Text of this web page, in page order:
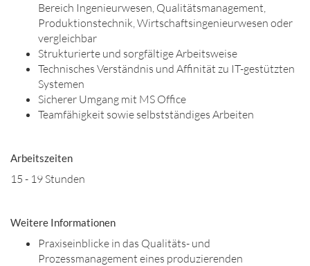
Bereich Ingenieurwesen, Qualitätsmanagement,
Produktionstechnik, Wirtschaftsingenieurwesen oder
vergleichbar
Strukturierte und sorgfältige Arbeitsweise
Technisches Verständnis und Affinität zu IT-gestützten
Systemen
Sicherer Umgang mit MS Office
Teamfähigkeit sowie selbstständiges Arbeiten
Arbeitszeiten
15 - 19 Stunden
Weitere Informationen
Praxiseinblicke in das Qualitäts- und
Prozessmanagement eines produzierenden